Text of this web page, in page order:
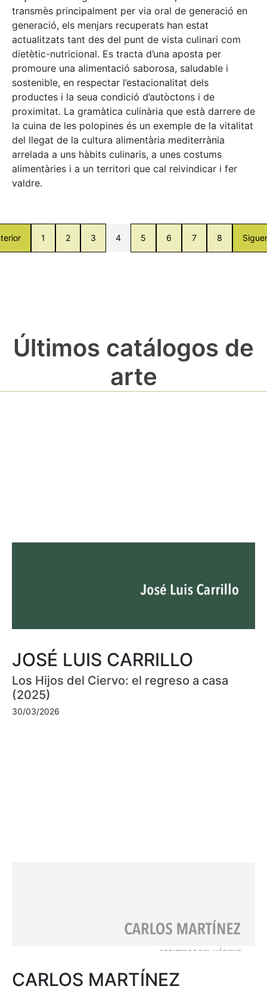
transmès principalment per via oral de generació en
generació, els menjars recuperats han estat
actualitzats tant des del punt de vista culinari com
dietètic-nutricional. Es tracta d’una aposta per
promoure una alimentació saborosa, saludable i
sostenible, en respectar l’estacionalitat dels
productes i la seua condició d’autòctons i de
proximitat. La gramàtica culinària que està darrere de
la cuina de les polopines és un exemple de la vitalitat
del llegat de la cultura alimentària mediterrània
arrelada a uns hàbits culinaris, a unes costums
alimentàries i a un territori que cal reivindicar i fer
valdre.
1 2 3 4 5 6 7 8
Últimos catálogos de
arte
JOSÉ LUIS CARRILLO
Los Hijos del Ciervo: el regreso a casa
(2025)
30/03/2026
CARLOS MARTÍNEZ